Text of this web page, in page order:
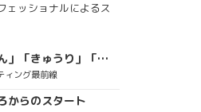
ェッショナルによるス
「おばあちゃん」「きゅうり」「ディスコで踊るおじさん」をCM素材に使った、「気持ちよさ」が売りの意外な商品とは？
ィング最前線
からのスタート